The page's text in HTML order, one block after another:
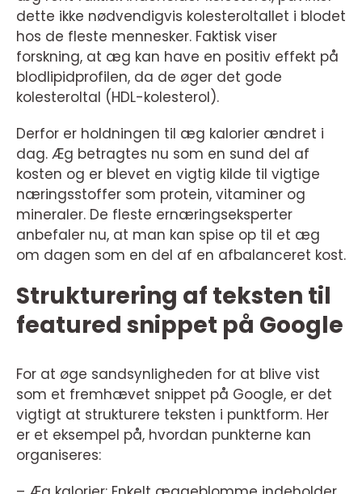
dette ikke nødvendigvis kolesteroltallet i blodet
hos de fleste mennesker. Faktisk viser
forskning, at æg kan have en positiv effekt på
blodlipidprofilen, da de øger det gode
kolesteroltal (HDL-kolesterol).
Derfor er holdningen til æg kalorier ændret i
dag. Æg betragtes nu som en sund del af
kosten og er blevet en vigtig kilde til vigtige
næringsstoffer som protein, vitaminer og
mineraler. De fleste ernæringseksperter
anbefaler nu, at man kan spise op til et æg
om dagen som en del af en afbalanceret kost.
Strukturering af teksten til
featured snippet på Google
For at øge sandsynligheden for at blive vist
som et fremhævet snippet på Google, er det
vigtigt at strukturere teksten i punktform. Her
er et eksempel på, hvordan punkterne kan
organiseres: